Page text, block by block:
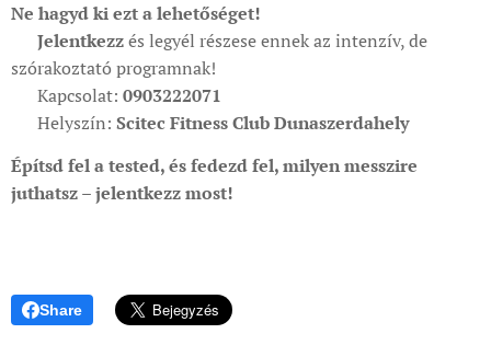
Ne hagyd ki ezt a lehetőséget!
Jelentkezzés legyél részese ennek az intenzív, de
szórakoztató programnak!
📞 Kapcsolat: 0903222071
📍 Helyszín: Scitec Fitness Club Dunaszerdahely
Építsd fel a tested, és fedezd fel, milyen messzire
juthatsz – jelentkezz most!
Share